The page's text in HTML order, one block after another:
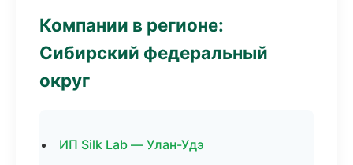
Компании в регионе:
Сибирский федеральный
округ
ИП Silk Lab — Улан-Удэ